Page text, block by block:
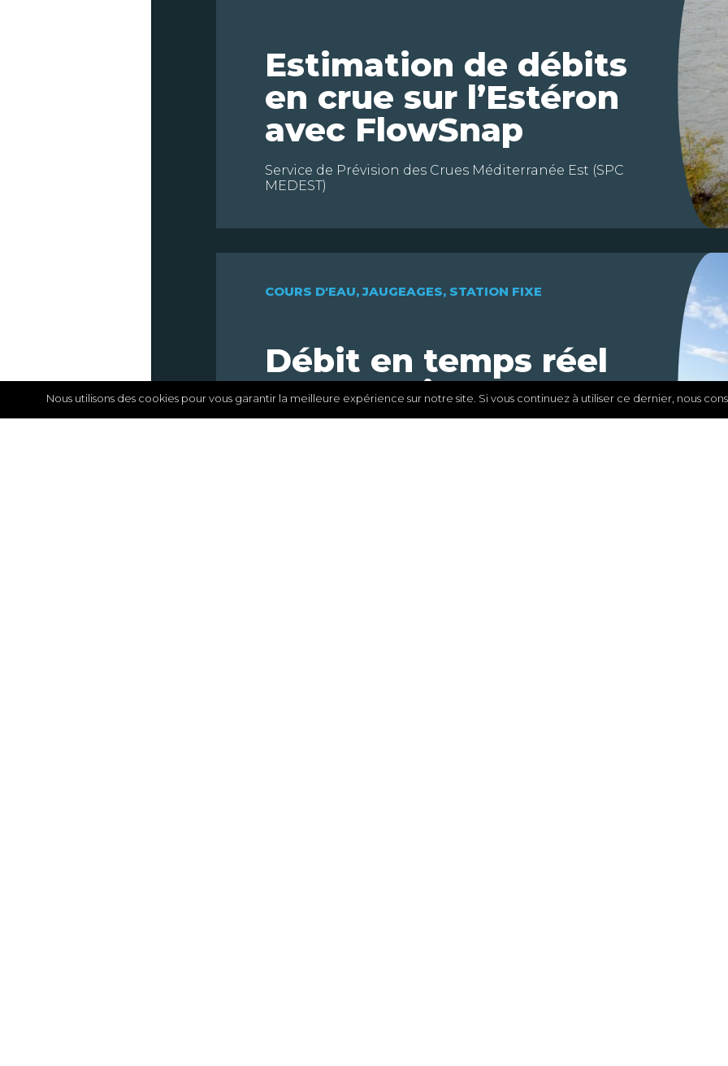
Nos solutions sur le terrain
Estimation de débits
en crue sur l’Estéron
avec FlowSnap
Service de Prévision des Crues Méditerranée Est (SPC
MEDEST)
COURS D'EAU,JAUGEAGES, STATION FIXE
Débit en temps réel
pour station
hydrométrique non
Nous utilisons des cookies pour vous garantir la meilleure expérience sur notre site. Si vous continuez à utiliser ce dernier, nous